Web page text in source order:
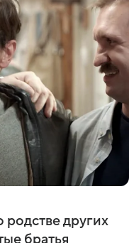
других
братья